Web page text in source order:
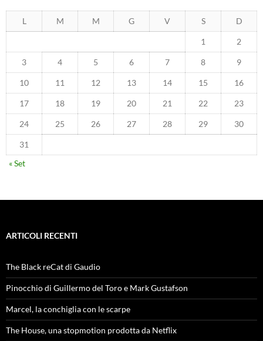
L M M G V S D
1 2
3 4 5 6 7 8 9
10 11 12 13 14 15 16
17 18 19 20 21 22 23
24 25 26 27 28 29 30
31
« Set
ARTICOLI RECENTI
The Black reCat di Gaudio
Pinocchio di Guillermo del Toro e Mark Gustafson
Marcel, la conchiglia con le scarpe
The House, una stopmotion prodotta da Netflix